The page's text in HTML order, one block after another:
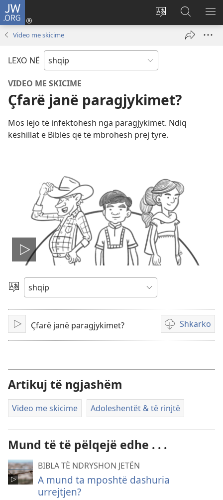
JW.ORG
Ndrysho
Hyr
me
dritare
Kërko
në
JW.ORG
Video me skicime
LEXO NË
VIDEO ME SKICIME
Çfarë janë paragjykimet?
Mos lejo të infektohesh nga paragjykimet. Ndiq
këshillat e Biblës që të mbrohesh prej tyre.
Nis
videon
Zgjidh
gjuhën
LuajÇfarë janë paragjykimet? Shkarko
Mundësi
shkarkimi
Artikuj të ngjashëm
Video me skicime Adoleshentët & të rinjtë
Mund të të pëlqejë edhe . . .
BIBLA TË NDRYSHON JETËN
A mund ta mposhtë dashuria
urrejtjen?